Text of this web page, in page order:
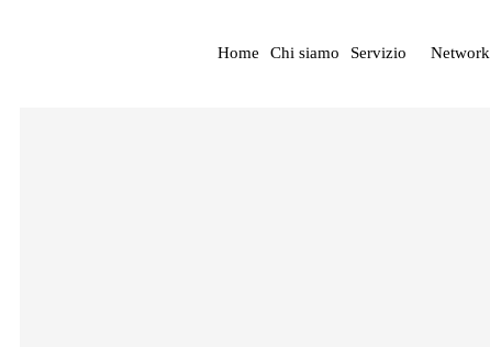
Home Chi siamo Servizio Network